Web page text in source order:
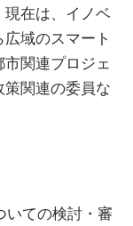
現在は、イノベ
域のスマート
関連プロジェ
関連の委員な
いての検討・審